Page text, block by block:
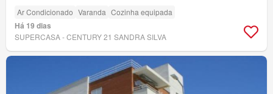
Ar Condicionado Varanda Cozinha equipada
Há 19 dias
SUPERCASA - CENTURY 21 SANDRA SILVA